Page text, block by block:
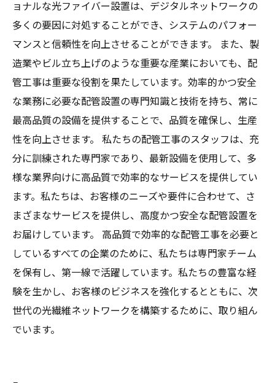
ョナルな光ファイバー設置は、デジタルネットワークの
多くの要因に対処することができ、システムのパフォー
マンスと信頼性を向上させることができます。 また、製
造業やビル立ち上げのような重要な産業においても、配
管工事は重要な役割を果たしています。効率的かつ安全
な業務に必要な配管設置の専門知識と技術を持ち、常に
最高品質の設備を提供することで、品質を確保し、生産
性を向上させます。 私たちの配管工事のスタッフは、充
分に訓練された専門家であり、最新設備を使用して、多
様な業界向けに高品質で効率的なサービスを提供してい
ます。私たちは、お客様のニーズや要件に合わせて、さ
まざまなサービスを提供し、高度かつ安全な配管設置を
お届けしています。 高品質で効率的な配管工事を必要と
しているすべての企業のために、私たちは専門家チーム
を保有し、第一線で活躍しています。私たちの豊富な経
験を生かし、お客様のビジネスを強化するとともに、次
世代の光繊維ネットワークを構築するために、取り組ん
でいます。